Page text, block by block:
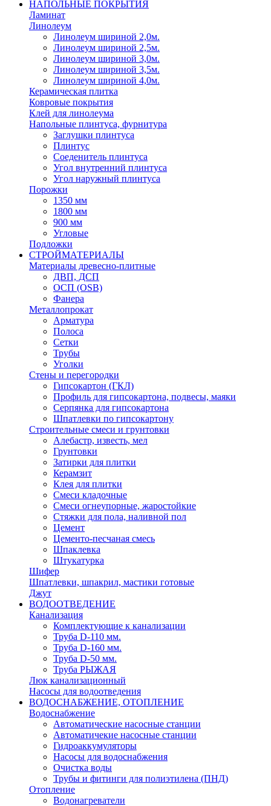
НАПОЛЬНЫЕ ПОКРЫТИЯ
Ламинат
Линолеум
Линолеум шириной 2,0м.
Линолеум шириной 2,5м.
Линолеум шириной 3,0м.
Линолеум шириной 3,5м.
Линолеум шириной 4,0м.
Керамическая плитка
Ковровые покрытия
Клей для линолеума
Напольные плинтуса, фурнитура
Заглушки плинтуса
Плинтус
Соеденитель плинтуса
Угол внутренний плинтуса
Угол наружный плинтуса
Порожки
1350 мм
1800 мм
900 мм
Угловые
Подложки
СТРОЙМАТЕРИАЛЫ
Материалы древесно-плитные
ДВП, ДСП
ОСП (OSB)
Фанера
Металлопрокат
Арматура
Полоса
Сетки
Трубы
Уголки
Стены и перегородки
Гипсокартон (ГКЛ)
Профиль для гипсокартона, подвесы, маяки
Серпянка для гипсокартона
Шпатлевки по гипсокартону
Строительные смеси и грунтовки
Алебастр, известь, мел
Грунтовки
Затирки для плитки
Керамзит
Клея для плитки
Смеси кладочные
Смеси огнеупорные, жаростойкие
Стяжки для пола, наливной пол
Цемент
Цементо-песчаная смесь
Шпаклевка
Штукатурка
Шифер
Шпатлевки, шпакрил, мастики готовые
Джут
ВОДООТВЕДЕНИЕ
Канализация
Комплектующие к канализации
Труба D-110 мм.
Труба D-160 мм.
Труба D-50 мм.
Труба РЫЖАЯ
Люк канализационный
Насосы для водоотведения
ВОДОСНАБЖЕНИЕ, ОТОПЛЕНИЕ
Водоснабжение
Автоматичеcкие насосные станции
Автоматичекие насосные станции
Гидроаккумуляторы
Насосы для водоснабжения
Очистка воды
Трубы и фитинги для полиэтилена (ПНД)
Отопление
Водонагреватели